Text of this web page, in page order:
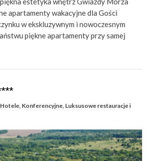
apartamenty wakacyjne dla Gości
w ekskluzywnym i nowoczesnym
piękne apartamenty przy samej
Hotele, Konferencyjne, Luksusowe restauracje i